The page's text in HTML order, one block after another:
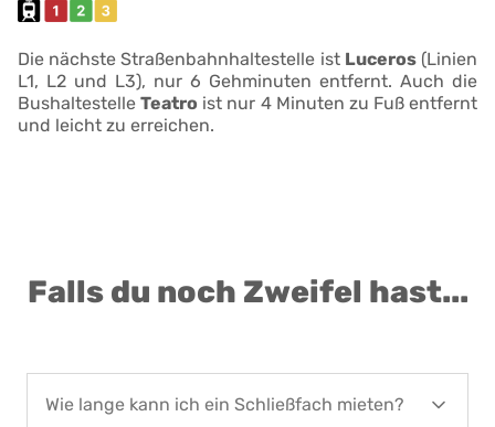
Die nächste Straßenbahnhaltestelle ist Luceros(Linien
L1, L2 und L3), nur 6 Gehminuten entfernt. Auch die
BushaltestelleTeatro ist nur 4 Minuten zu Fuß entfernt
und leicht zu erreichen.
Falls du noch Zweifel hast...
Wie lange kann ich ein Schließfach mieten?